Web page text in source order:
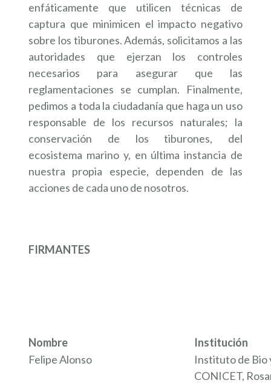
enfáticamente que utilicen técnicas de
captura que minimicen el impacto negativo
sobre los tiburones. Además, solicitamos a las
autoridades que ejerzan los controles
necesarios para asegurar que las
reglamentaciones se cumplan. Finalmente,
pedimos a toda la ciudadanía que haga un uso
responsable de los recursos naturales; la
conservación de los tiburones, del
ecosistema marino y, en última instancia de
nuestra propia especie, dependen de las
acciones de cada uno de nosotros.
FIRMANTES
Nombre
Institución
Felipe Alonso
Instituto de Bio
CONICET,